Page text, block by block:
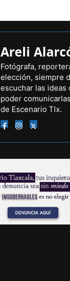
Areli
Fotógrafa,
elección, siempre
escuchar las ideas
poder
de Escenario Tlx.